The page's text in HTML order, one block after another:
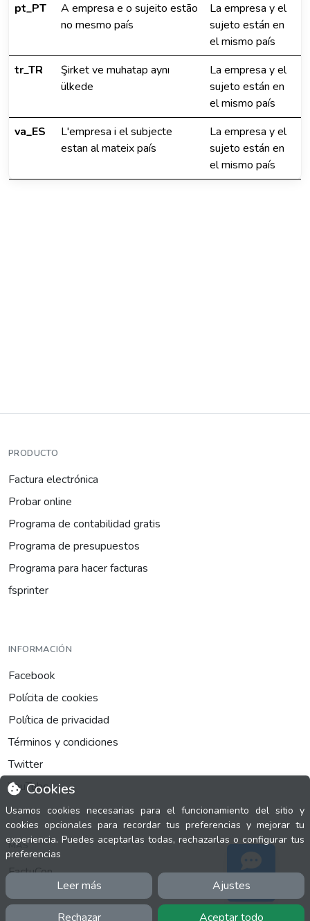
pt_PT
A empresa e o sujeito estão
no mesmo país
La empresa y el
sujeto están en
el mismo país
tr_TR
Şirket ve muhatap aynı
ülkede
La empresa y el
sujeto están en
el mismo país
va_ES
L'empresa i el subjecte
estan al mateix país
La empresa y el
sujeto están en
el mismo país
Cookies
Usamos cookies necesarias para el funcionamiento del sitio y
cookies opcionales para recordar tus preferencias y mejorar tu
experiencia. Puedes aceptarlas todas, rechazarlas o configurar tus
preferencias
Leer más Ajustes
Rechazar Aceptar todo
PRODUCTO
Factura electrónica
Probar online
Programa de contabilidad gratis
Programa de presupuestos
Programa para hacer facturas
fsprinter
INFORMACIÓN
Facebook
Polícita de cookies
Política de privacidad
Términos y condiciones
Twitter
YouTube
MÁS
FactuCon
Normativa de facturación
Programa de Partners
Soporte